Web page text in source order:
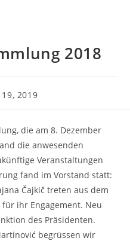
2018
2019
die am 8. Dezember
die anwesenden
Veranstaltungen
fand im Vorstand statt:
Čajkič treten aus dem
ihr Engagement. Neu
des Präsidenten.
begrüssen wir